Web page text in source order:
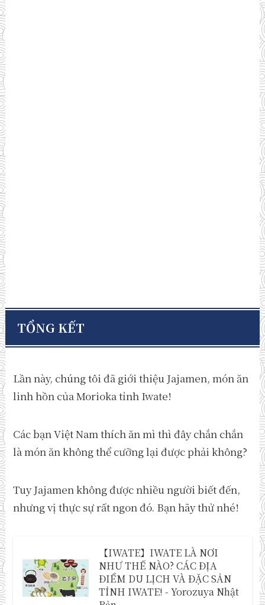
TỔNG KẾT
Lần này, chúng tôi đã giới thiệu Jajamen, món ăn
linh hồn của Morioka tỉnh Iwate!
Các bạn Việt Nam thích ăn mì thì đây chắn chắn
là món ăn không thể cưỡng lại được phải không?
Tuy Jajamen không được nhiều người biết đến,
nhưng vị thực sự rất ngon đó. Bạn hãy thử nhé!
【IWATE】IWATE LÀ NƠI
NHƯ THẾ NÀO? CÁC ĐỊA
ĐIỂM DU LỊCH VÀ ĐẶC SẢN
TỈNH IWATE! - Yorozuya Nhật